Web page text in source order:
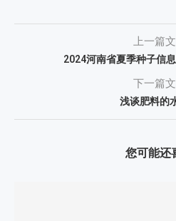
上一篇
2024河南省夏季种子信
下一篇
浅谈肥料的
您可能还